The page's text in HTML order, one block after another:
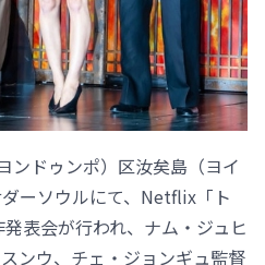
ンドゥンポ）区汝矣島（ヨイ
ーソウルにて、Netflix「ト
表会が行われ、ナム・ジュヒ
ンウ、チェ・ジョンギュ監督